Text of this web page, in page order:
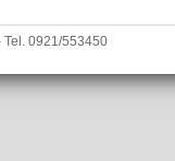
Tel. 0921/553450